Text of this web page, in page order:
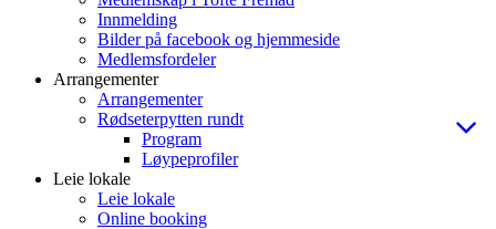
Innmelding
Bilder på facebook og hjemmeside
Medlemsfordeler
Arrangementer
Arrangementer
Rødseterpytten rundt
Program
Løypeprofiler
Leie lokale
Leie lokale
Online booking